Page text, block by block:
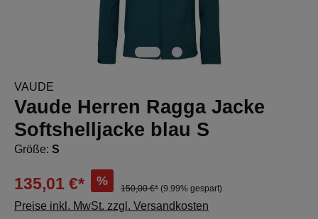
VAUDE
Vaude Herren Ragga Jacke
Softshelljacke blau S
Größe: S
135,01 €* %
150,00 €* (9.99% gespart)
Preise inkl. MwSt. zzgl. Versandkosten